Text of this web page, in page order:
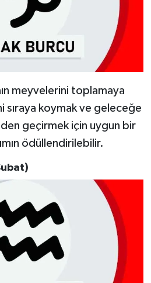
meyvelerini toplamaya
sıraya koymak ve geleceğe
geçirmek için uygun bir
ödüllendirilebilir.